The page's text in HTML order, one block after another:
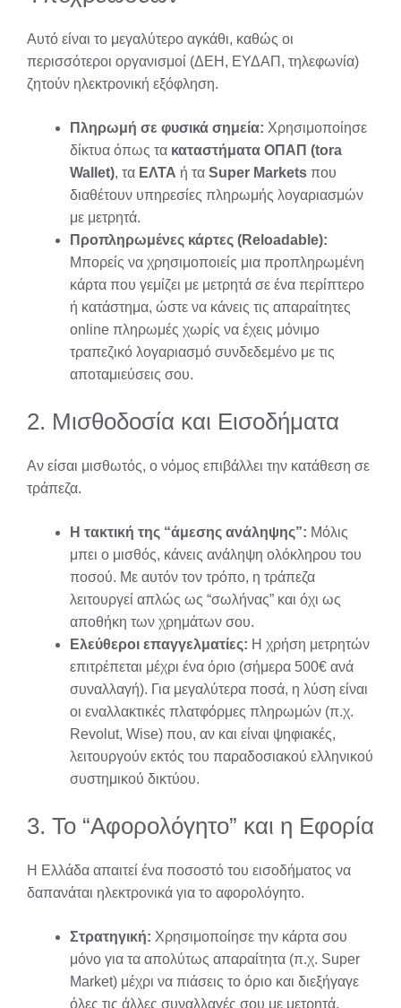
Αυτό είναι το μεγαλύτερο αγκάθι, καθώς οι
περισσότεροι οργανισμοί (ΔΕΗ, ΕΥΔΑΠ, τηλεφωνία)
ζητούν ηλεκτρονική εξόφληση.
Πληρωμή σε φυσικά σημεία: Χρησιμοποίησε
δίκτυα όπως τα καταστήματα ΟΠΑΠ (tora
Wallet), τα ΕΛΤΑ ή τα Super Markets που
διαθέτουν υπηρεσίες πληρωμής λογαριασμών
με μετρητά.
Προπληρωμένες κάρτες (Reloadable):
Μπορείς να χρησιμοποιείς μια προπληρωμένη
κάρτα που γεμίζει με μετρητά σε ένα περίπτερο
ή κατάστημα, ώστε να κάνεις τις απαραίτητες
online πληρωμές χωρίς να έχεις μόνιμο
τραπεζικό λογαριασμό συνδεδεμένο με τις
αποταμιεύσεις σου.
2. Μισθοδοσία και Εισοδήματα
Αν είσαι μισθωτός, ο νόμος επιβάλλει την κατάθεση σε
τράπεζα.
Η τακτική της “άμεσης ανάληψης”: Μόλις
μπει ο μισθός, κάνεις ανάληψη ολόκληρου του
ποσού. Με αυτόν τον τρόπο, η τράπεζα
λειτουργεί απλώς ως “σωλήνας” και όχι ως
αποθήκη των χρημάτων σου.
Ελεύθεροι επαγγελματίες: Η χρήση μετρητών
επιτρέπεται μέχρι ένα όριο (σήμερα 500€ ανά
συναλλαγή). Για μεγαλύτερα ποσά, η λύση είναι
οι εναλλακτικές πλατφόρμες πληρωμών (π.χ.
Revolut, Wise) που, αν και είναι ψηφιακές,
λειτουργούν εκτός του παραδοσιακού ελληνικού
συστημικού δικτύου.
3. Το “Αφορολόγητο” και η Εφορία
Η Ελλάδα απαιτεί ένα ποσοστό του εισοδήματος να
δαπανάται ηλεκτρονικά για το αφορολόγητο.
Στρατηγική: Χρησιμοποίησε την κάρτα σου
μόνο για τα απολύτως απαραίτητα (π.χ. Super
Market) μέχρι να πιάσεις το όριο και διεξήγαγε
όλες τις άλλες συναλλαγές σου με μετρητά.